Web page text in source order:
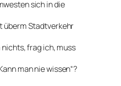
sich in die
überm Stadtverkehr
nichts, frag ich, muss
man nie wissen“?